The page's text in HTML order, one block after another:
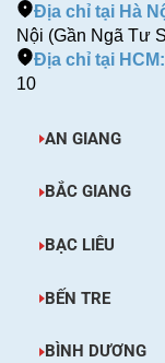
Địa chỉ tại Hà
Nội (Gần Ngã Tư
Địa chỉ tại HCM:
10
AN GIANG
BẮC GIANG
BẠC LIÊU
BẾN TRE
BÌNH DƯƠNG